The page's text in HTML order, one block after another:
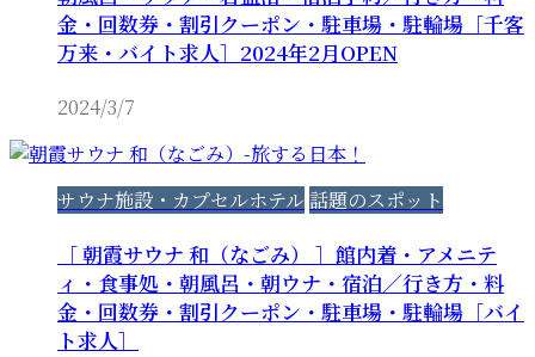
金・回数券・割引クーポン・駐車場・駐輪場［千客
万来・バイト求人］2024年2月OPEN
2024/3/7
サウナ施設・カプセルホテル 話題のスポット
［ 朝霞サウナ 和（なごみ） ］館内着・アメニテ
ィ・食事処・朝風呂・朝ウナ・宿泊／行き方・料
金・回数券・割引クーポン・駐車場・駐輪場［バイ
ト求人］